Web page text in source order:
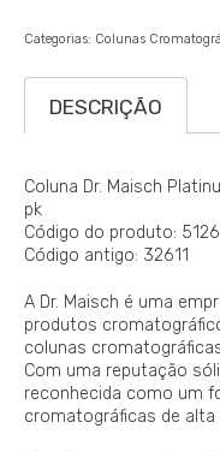
Categorias: Colunas
DESCRIÇÃO
Coluna Dr. Maisch
pk
Código do produto:
Código antigo: 32611
A Dr. Maisch é uma
produtos
colunas
Com uma reputação
reconhecida como um
cromatográficas de alta